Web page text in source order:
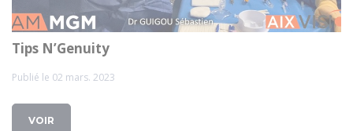
Tips N’Genuity
Publié le 02 mars. 2023
VOIR